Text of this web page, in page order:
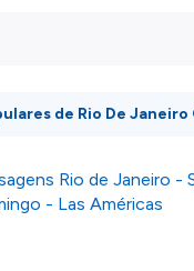
de Rio De Janeiro
Rio de Janeiro -
- Las Américas